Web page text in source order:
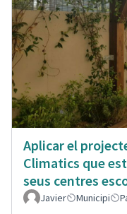
Aplicar el
Climatics que
seus centres
Javier Municipi